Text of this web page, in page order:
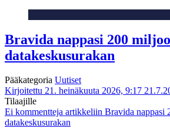
Bravida nappasi 200
datakeskusurakan
Pääkategoria Uutiset
Kirjoitettu 21. heinäkuuta 2026, 9:17
Tilaajille
Ei kommentteja artikkeliin Bravida nappasi
datakeskusurakan